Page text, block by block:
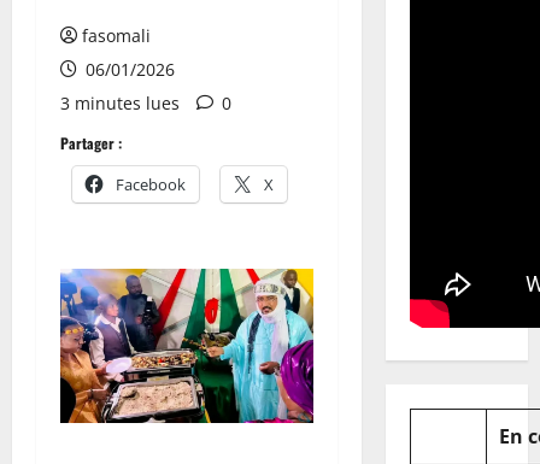
fasomali
06/01/2026
3 minutes lues
0
Partager :
Facebook X
En